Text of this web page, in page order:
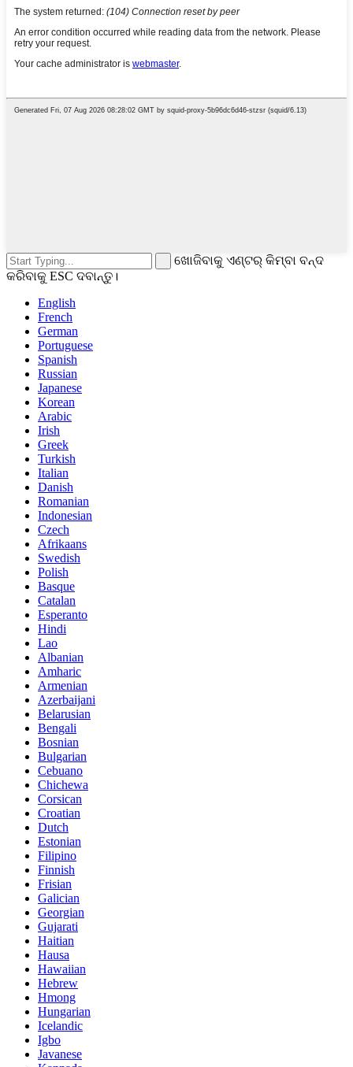
ଖୋଜିବାକୁ ଏଣ୍ଟର୍ କିମ୍ବା ବନ୍ଦ
କରିବାକୁ ESC ଦବାନ୍ତୁ।
English
French
German
Portuguese
Spanish
Russian
Japanese
Korean
Arabic
Irish
Greek
Turkish
Italian
Danish
Romanian
Indonesian
Czech
Afrikaans
Swedish
Polish
Basque
Catalan
Esperanto
Hindi
Lao
Albanian
Amharic
Armenian
Azerbaijani
Belarusian
Bengali
Bosnian
Bulgarian
Cebuano
Chichewa
Corsican
Croatian
Dutch
Estonian
Filipino
Finnish
Frisian
Galician
Georgian
Gujarati
Haitian
Hausa
Hawaiian
Hebrew
Hmong
Hungarian
Icelandic
Igbo
Javanese